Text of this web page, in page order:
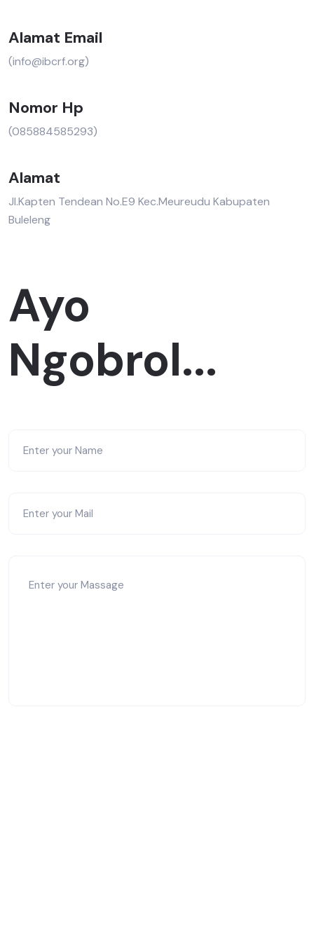
Alamat Email
(info@ibcrf.org)
Nomor Hp
(085884585293)
Alamat
Jl.Kapten Tendean No.E9 Kec.Meureudu Kabupaten
Buleleng
Ayo
Ngobrol...